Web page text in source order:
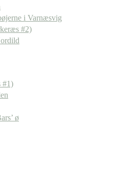
i Varnæsvig
#2)
#1)
ø